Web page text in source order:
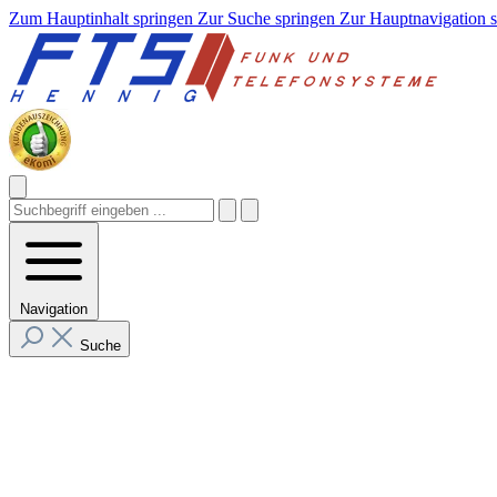
Zum Hauptinhalt springen Zur Suche springen Zur Hauptnavigation
Navigation
Suche